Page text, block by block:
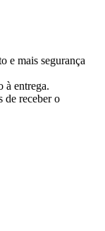
e mais segurança
à entrega.
de receber o